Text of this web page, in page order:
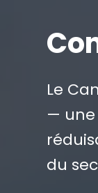
Le
— une
du